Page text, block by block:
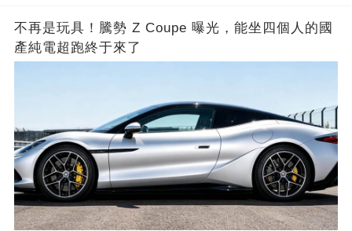
不再是玩具！騰勢 Z Coupe 曝光，能坐四個人的國
產純電超跑終于來了